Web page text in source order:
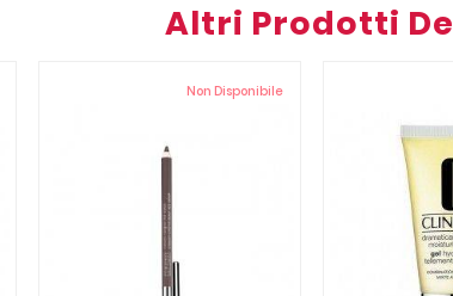
Altri Prodotti
Non Disponibile